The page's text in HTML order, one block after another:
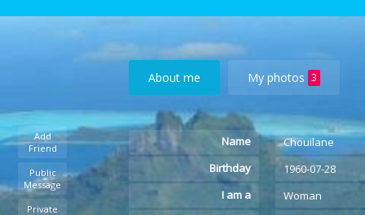
Add
Friend
Public
Message
Private
About me My photos 3
Name
Chouilane
Birthday
1960-07-28
I am a
Woman